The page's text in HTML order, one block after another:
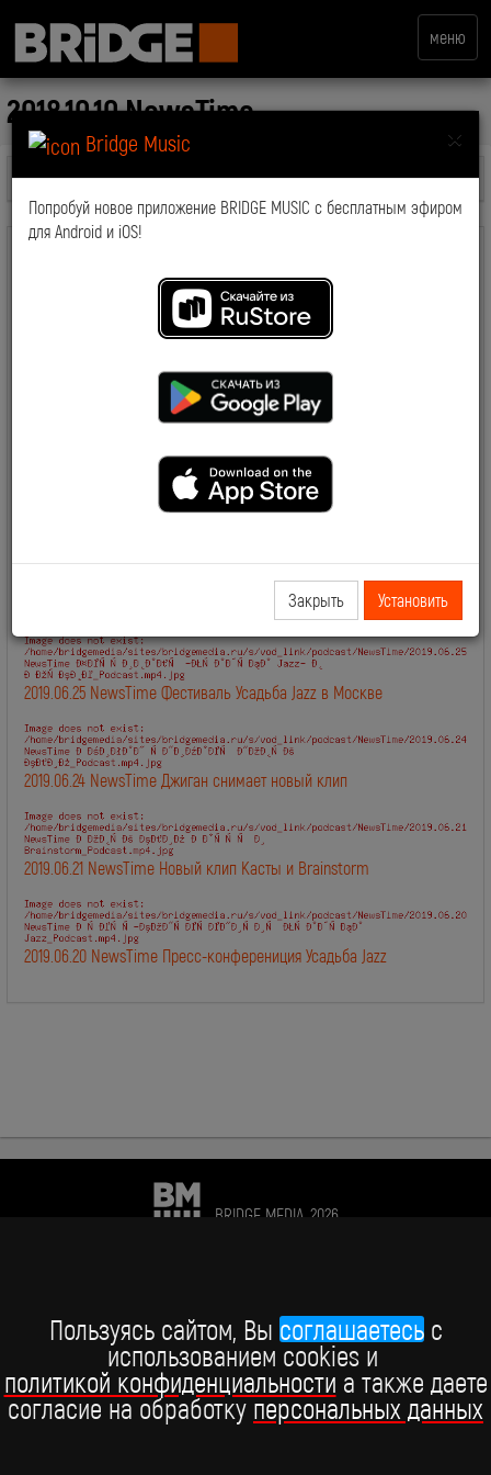
Пользуясь сайтом, Вы соглашаетесьc
использованием cookies и
политикой конфиденциальности а также даете
согласие на обработкуперсональных данных
меню
×
Bridge Music
Попробуй новое приложение BRIDGE MUSIC с бесплатным эфиром
для Android и iOS!
Закрыть Установить
2018.10.10 NewsTime
Все передачи
2019.06.28 NewsTime День Рождения Сосо Павлиашвили
2019.06.27 NewsTime Новый клип Филиппа Киркорова
2019.06.25 NewsTime Фестиваль Усадьба Jazz в Москве
2019.06.24 NewsTime Джиган снимает новый клип
2019.06.21 NewsTime Новый клип Касты и Brainstorm
2019.06.20 NewsTime Пресс-конферениция Усадьба Jazz
BRIDGE MEDIA, 2026
Telegram BRIDGE MEDIA
Telegram BABY TIME
ВКонтакте